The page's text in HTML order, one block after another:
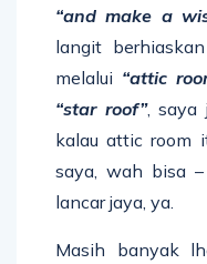
“and make a
langit
melalui “attic
“star roof”, saya
kalau attic room
saya, wah bisa
lancar jaya, ya.
Masih banyak